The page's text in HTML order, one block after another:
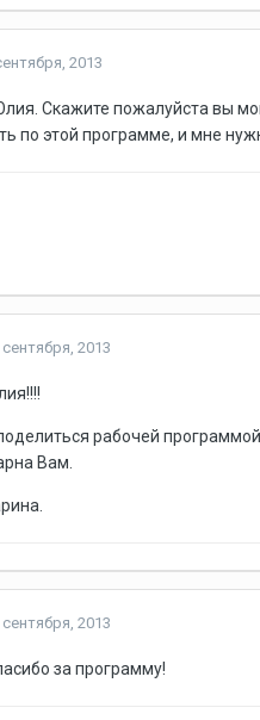
2013
Скажите пожалуйста вы
по этой программе, и мне
сентября, 2013
рабочей
Вам.
2013
за программу!